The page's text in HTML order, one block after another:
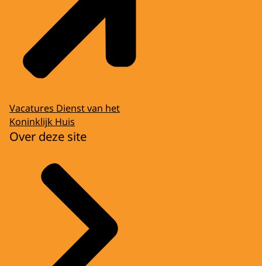
Vacatures Dienst van het
Koninklijk Huis
Over deze site